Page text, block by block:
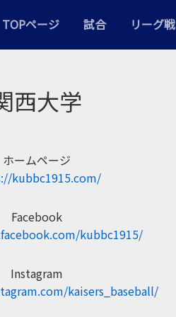
TOPページ 試合 リーグ戦
西大学
ホームページ
kubbc1915.com/
Facebook
kubbc1915/
Instagram
kaisers_baseball/